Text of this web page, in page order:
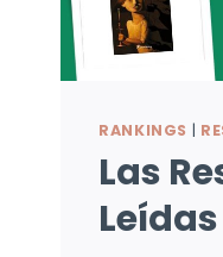
RANKINGS |
Las
Leídas